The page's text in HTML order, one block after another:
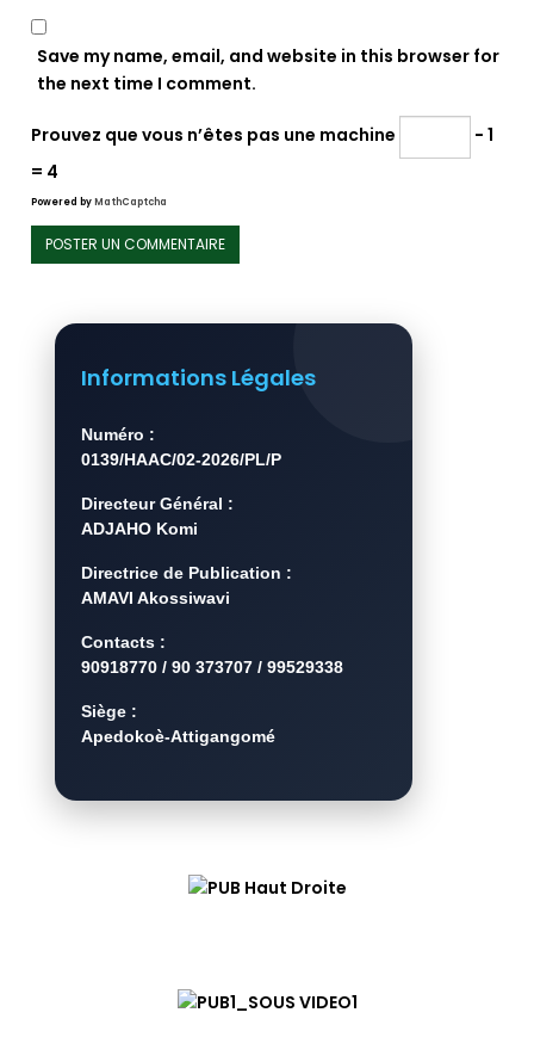
Save my name, email, and website in this browser for
the next time I comment.
Prouvez que vous n’êtes pas une machine
− 1
= 4
Powered byMathCaptcha
Informations Légales
Numéro :
0139/HAAC/02-2026/PL/P
Directeur Général :
ADJAHO Komi
Directrice de Publication :
AMAVI Akossiwavi
Contacts :
90918770 / 90 373707 / 99529338
Siège :
Apedokoè-Attigangomé